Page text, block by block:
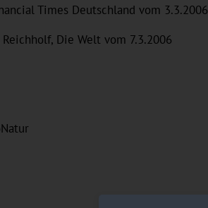
Times Deutschland vom 3.3.2006
Reichholf, Die Welt vom 7.3.2006